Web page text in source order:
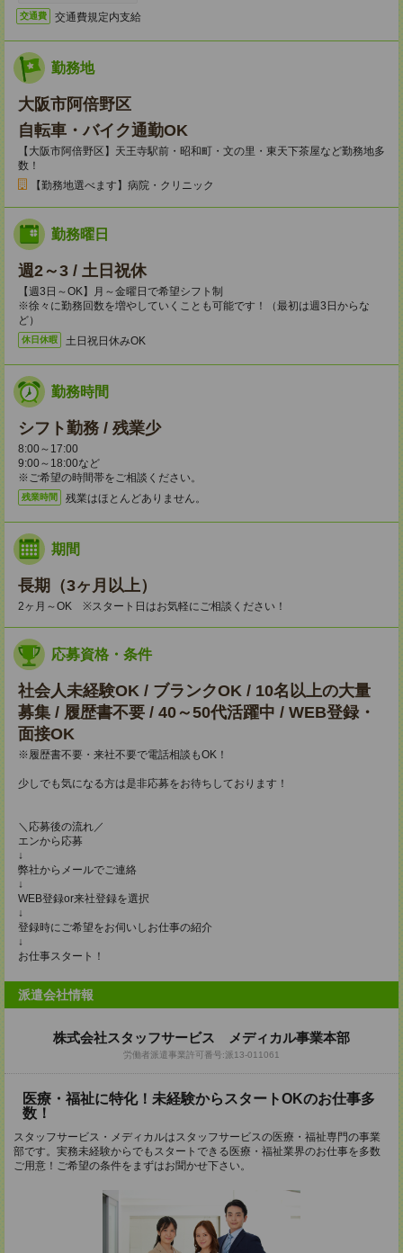
交通費 交通費規定内支給
勤務地
大阪市阿倍野区
自転車・バイク通勤OK
【大阪市阿倍野区】天王寺駅前・昭和町・文の里・東天下茶屋など勤務地多
数！
【勤務地選べます】病院・クリニック
勤務曜日
週2～3 / 土日祝休
【週3日～OK】月～金曜日で希望シフト制
※徐々に勤務回数を増やしていくことも可能です！（最初は週3日からな
ど）
休日休暇 土日祝日休みOK
勤務時間
シフト勤務 / 残業少
8:00～17:00
9:00～18:00など
※ご希望の時間帯をご相談ください。
残業時間 残業はほとんどありません。
期間
長期（3ヶ月以上）
2ヶ月～OK ※スタート日はお気軽にご相談ください！
応募資格・条件
社会人未経験OK / ブランクOK / 10名以上の大量
募集 / 履歴書不要 / 40～50代活躍中 / WEB登録・
面接OK
※履歴書不要・来社不要で電話相談もOK！
少しでも気になる方は是非応募をお待ちしております！
＼応募後の流れ／
エンから応募
↓
弊社からメールでご連絡
↓
WEB登録or来社登録を選択
↓
登録時にご希望をお伺いしお仕事の紹介
↓
お仕事スタート！
派遣会社情報
株式会社スタッフサービス メディカル事業本部
労働者派遣事業許可番号:派13-011061
医療・福祉に特化！未経験からスタートOKのお仕事多
数！
スタッフサービス・メディカルはスタッフサービスの医療・福祉専門の事業
部です。実務未経験からでもスタートできる医療・福祉業界のお仕事を多数
ご用意！ご希望の条件をまずはお聞かせ下さい。